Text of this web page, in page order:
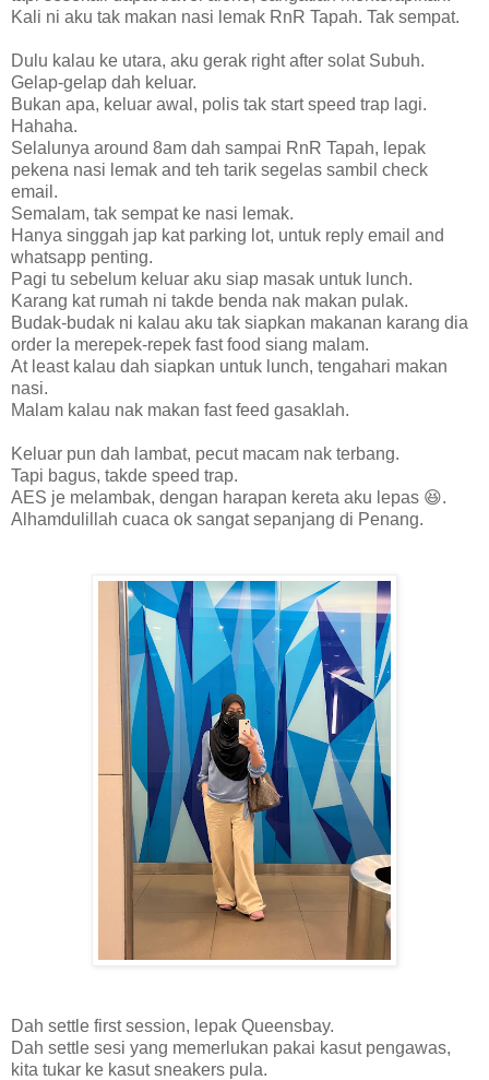
Kali ni aku tak makan nasi lemak RnR Tapah. Tak sempat.
Dulu kalau ke utara, aku gerak right after solat Subuh.
Gelap-gelap dah keluar.
Bukan apa, keluar awal, polis tak start speed trap lagi.
Hahaha.
Selalunya around 8am dah sampai RnR Tapah, lepak
pekena nasi lemak and teh tarik segelas sambil check
email.
Semalam, tak sempat ke nasi lemak.
Hanya singgah jap kat parking lot, untuk reply email and
whatsapp penting.
Pagi tu sebelum keluar aku siap masak untuk lunch.
Karang kat rumah ni takde benda nak makan pulak.
Budak-budak ni kalau aku tak siapkan makanan karang dia
order la merepek-repek fast food siang malam.
At least kalau dah siapkan untuk lunch, tengahari makan
nasi.
Malam kalau nak makan fast feed gasaklah.
Keluar pun dah lambat, pecut macam nak terbang.
Tapi bagus, takde speed trap.
AES je melambak, dengan harapan kereta aku lepas 😆.
Alhamdulillah cuaca ok sangat sepanjang di Penang.
Dah settle first session, lepak Queensbay.
Dah settle sesi yang memerlukan pakai kasut pengawas,
kita tukar ke kasut sneakers pula.